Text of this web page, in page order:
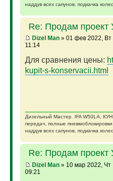
наддув всех сапунов, подкачка
Re: Продам
Dizel Man» 01 фев 2022, Вт
11:14
Для сравнения цены:
kupit-s-konservacii.html
Дизельный Мастер. IFA W50LA,
передач, полные
наддув всех сапунов, подкачка
Re: Продам
Dizel Man» 10 мар 2022, Чт
09:21